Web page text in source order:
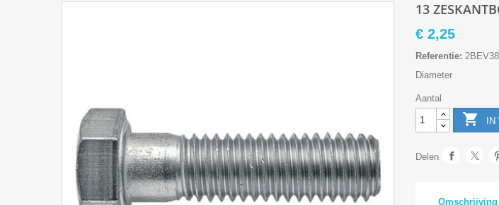
13
€ 2,25
Referentie:
Diameter
Aantal
 IN
Delen
Omschrijving